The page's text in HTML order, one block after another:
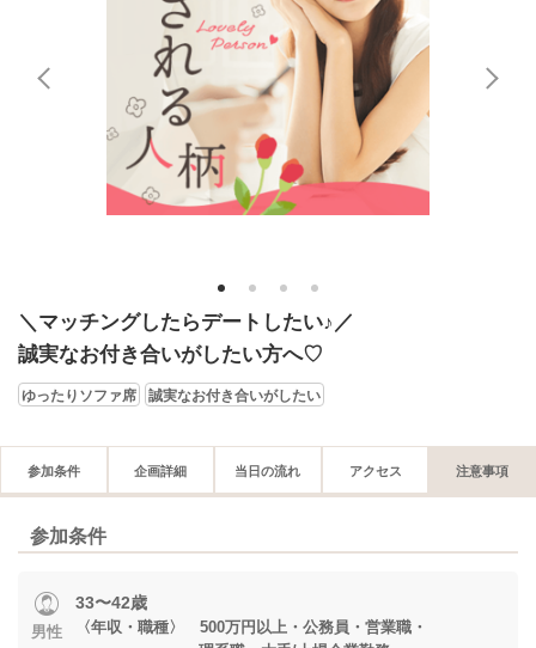
1 2 3 4
＼マッチングしたらデートしたい♪／
誠実なお付き合いがしたい方へ♡
ゆったりソファ席 誠実なお付き合いがしたい
参加条件 企画詳細 当日の流れ アクセス 注意事項
参加条件
男性
33〜42歳
〈年収・職種〉 500万円以上・公務員・営業職・